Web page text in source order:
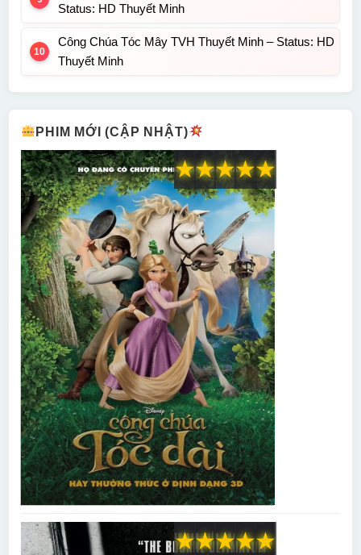
Status: HD Thuyết Minh
Công Chúa Tóc Mây TVH Thuyết Minh – Status: HD
Thuyết Minh
PHIM MỚI (CẬP NHẬT)
★
★
★
★
★
★
★
★
★
★